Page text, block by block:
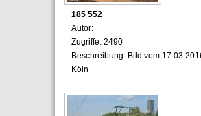
185 552
Autor:
Zugriffe: 2490
Beschreibung: Bild vom
Köln